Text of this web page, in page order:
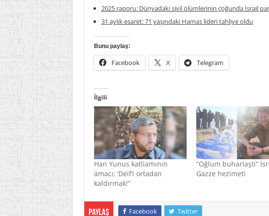
2025 raporu: Dünyadaki sivil ölümlerinin çoğunda İsrail
31 aylık esaret: 71 yaşındaki Hamas lideri tahliye oldu
Bunu paylaş:
Facebook X Telegram
İlgili
Han Yunus katliamının
amacı; ‘Deif’i ortadan
kaldırmak!”
“Oğlum buharlaştı”
Gazze hezimeti
Paylaş Facebook Twitter